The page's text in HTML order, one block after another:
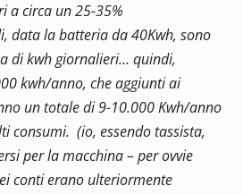
a circa un 25-35%
data la batteria da 40Kwh, sono
di kwh giornalieri… quindi,
kwh/anno, che aggiunti ai
un totale di 9-10.000 Kwh/anno
consumi. (io, essendo tassista,
per la macchina – per ovvie
conti erano ulteriormente